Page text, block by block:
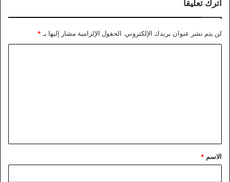
اترك تعليقاً
لن يتم نشر عنوان بريدك الإلكتروني. الحقول الإلزامية مشار إليها بـ *
الاسم *